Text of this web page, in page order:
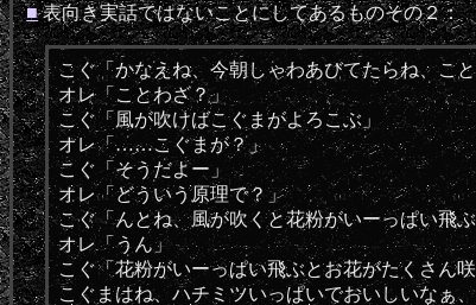
■表向き実話ではないことにしてあるものその２：
こぐ「かなえね、今朝しゃわあびてたらね、こ
オレ「ことわざ？」
こぐ「風が吹けばこぐまがよろこぶ」
オレ「……こぐまが？」
こぐ「そうだよー」
オレ「どういう原理で？」
こぐ「んとね、風が吹くと花粉がいーっぱい飛
オレ「うん」
こぐ「花粉がいーっぱい飛ぶとお花がたくさん
こぐまはね、ハチミツいっぱいでおいしいなぁ